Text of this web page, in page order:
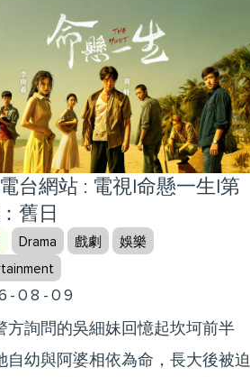
guidelines, clearly categorizing
criteria and treatment
for obesity. The program will
the importance of weight loss
the weight loss processes and
of obese individuals.
台網站 : 電視|命懸一生|第
舊日
Drama 戲劇
娛樂
08-09
方詢問的吳細妹回憶起坎坷前半
自幼與阿婆相依為命，長大後被迫